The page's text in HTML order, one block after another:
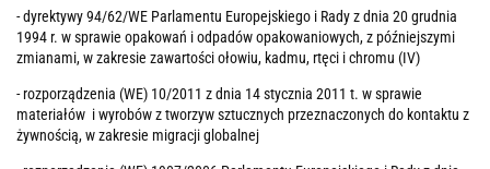
- dyrektywy 94/62/WE Parlamentu Europejskiego i Rady z dnia 20 grudnia
1994 r. w sprawie opakowań i odpadów opakowaniowych, z późniejszymi
zmianami, w zakresie zawartości ołowiu, kadmu, rtęci i chromu (IV)
- rozporządzenia (WE) 10/2011 z dnia 14 stycznia 2011 t. w sprawie
materiałów i wyrobów z tworzyw sztucznych przeznaczonych do kontaktu z
żywnością, w zakresie migracji globalnej